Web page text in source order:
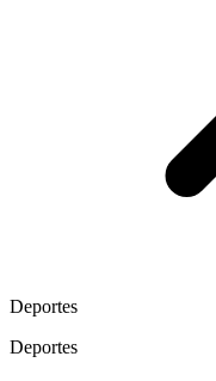
Deportes
Deportes